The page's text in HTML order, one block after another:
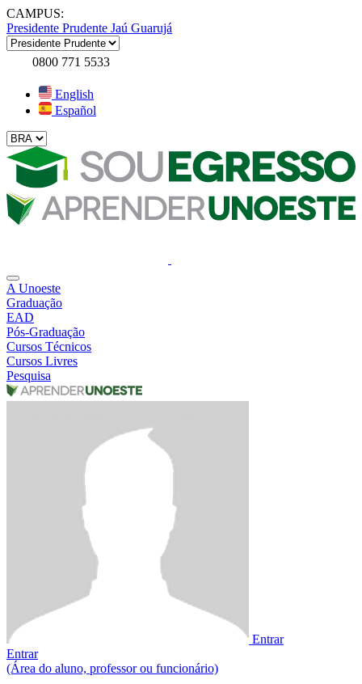
CAMPUS:
Presidente Prudente Jaú Guarujá
0800 771 5533
English
Español
A Unoeste
Graduação
EAD
Pós-Graduação
Cursos Técnicos
Cursos Livres
Pesquisa
Entrar
Entrar
(Área do aluno, professor ou funcionário)